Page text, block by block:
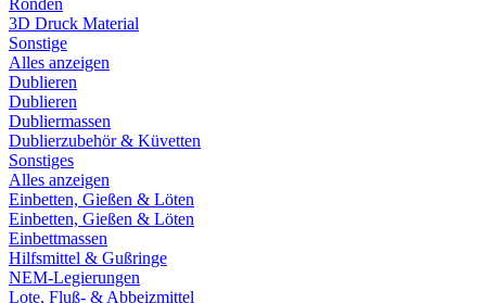
Ronden
3D Druck Material
Sonstige
Alles anzeigen
Dublieren
Dublieren
Dubliermassen
Dublierzubehör & Küvetten
Sonstiges
Alles anzeigen
Einbetten, Gießen & Löten
Einbetten, Gießen & Löten
Einbettmassen
Hilfsmittel & Gußringe
NEM-Legierungen
Lote, Fluß- & Abbeizmittel